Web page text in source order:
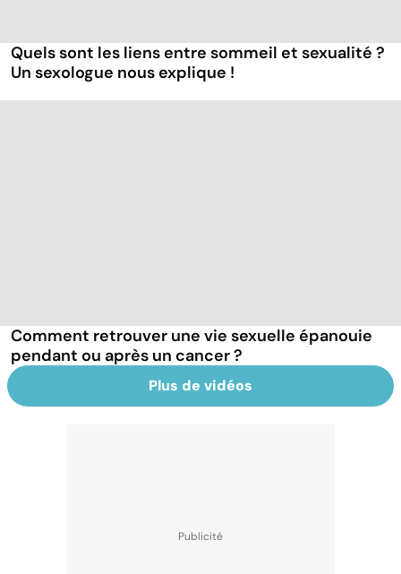
Quels sont les liens entre sommeil et sexualité ?
Un sexologue nous explique !
Comment retrouver une vie sexuelle épanouie
pendant ou après un cancer ?
Plus de vidéos